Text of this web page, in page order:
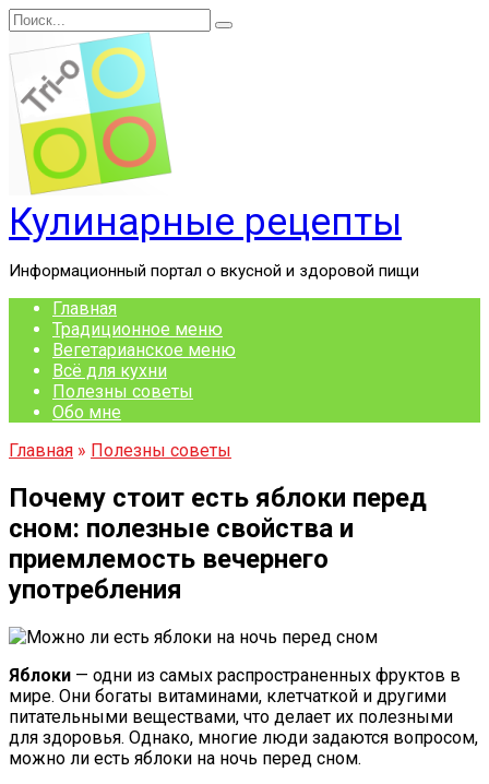
Перейти
к
содержанию
Search
for:
Кулинарные рецепты
Информационный портал о вкусной и здоровой пищи
Главная
Традиционное меню
Вегетарианское меню
Всё для кухни
Полезны советы
Обо мне
Главная » Полезны советы
Почему стоит есть яблоки перед
сном: полезные свойства и
приемлемость вечернего
употребления
Яблоки — одни из самых распространенных фруктов в
мире. Они богаты витаминами, клетчаткой и другими
питательными веществами, что делает их полезными
для здоровья. Однако, многие люди задаются вопросом,
можно ли есть яблоки на ночь перед сном.